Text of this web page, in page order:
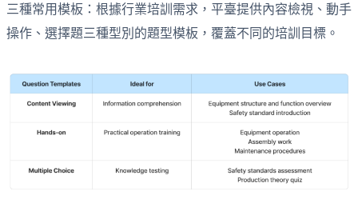
三種常用模板：根據行業培訓需求，平臺提供內容檢視、動手
操作、選擇題三種型別的題型模板，覆蓋不同的培訓目標。